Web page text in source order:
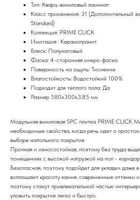
Тип: Кварц-виниловый ламинат
Класс применения: 31 (Дополнительный
Standard)
Коллекция: PRIME CLICK
Имитация : Керамогранит
Блеск: Полуматовый
Фаска: 4-сторонняя микро-фаска
Поверхность на ощупь: Тиснение
Влагостойкость: Водостойкий 100%
Подходит для теплого пола: Да
Размер 580х300х3,85 мм
Модульная виниловая SPC плитка PRIME CLICK
необходимые свойства, когда речь идет о
выборе напольного покрытия.
Прочная и износостойкая, поэтому без труда
помещениях с высокой нагрузкой на пол -
Безопасная, поэтому подойдет для укладки даже
воплощают красоту камня, современные оттенки
поэтому станут привлекательной частью
уложить покрытие легко и быстро.